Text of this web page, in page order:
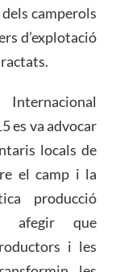
camperols
d’explotació
es va advocar
locals de
el camp i la
producció
afegir que
i les